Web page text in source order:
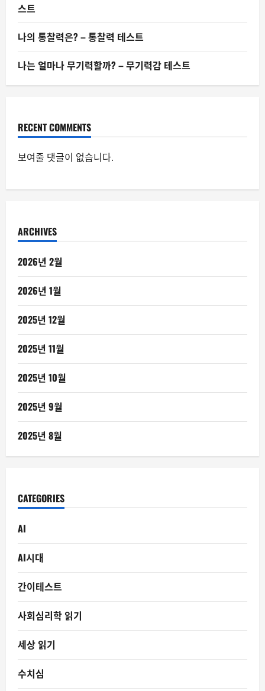
스트
나의 통찰력은? – 통찰력 테스트
나는 얼마나 무기력할까? – 무기력감 테스트
RECENT COMMENTS
보여줄 댓글이 없습니다.
ARCHIVES
2026년 2월
2026년 1월
2025년 12월
2025년 11월
2025년 10월
2025년 9월
2025년 8월
CATEGORIES
AI
AI시대
간이테스트
사회심리학 읽기
세상 읽기
수치심